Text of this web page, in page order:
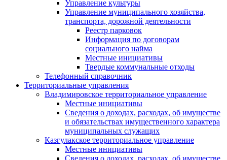
Управление культуры
Управление муниципального хозяйства,
транспорта, дорожной деятельности
Реестр парковок
Информация по договорам
социального найма
Местные инициативы
Твердые коммунальные отходы
Телефонный справочник
Территориальные управления
Владимировское территориальное управление
Местные инициативы
Сведения о доходах, расходах, об имуществе
и обязательствах имущественного характера
муниципальных служащих
Казгулакское территориальное управление
Местные инициативы
Сведения о доходах, расходах, об имуществе